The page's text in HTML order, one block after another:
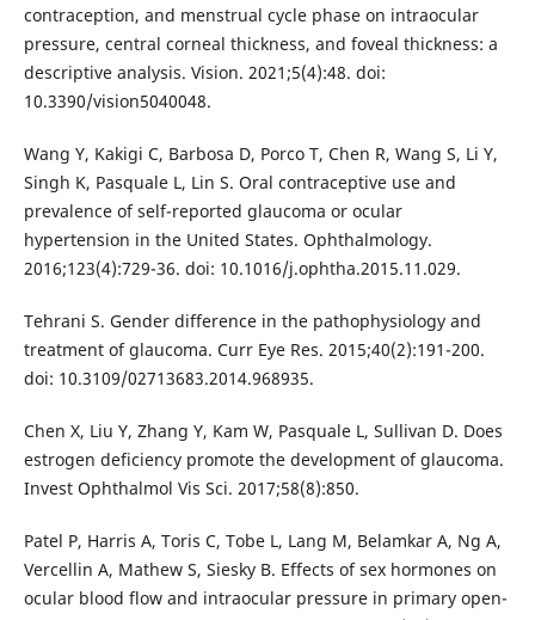
contraception, and menstrual cycle phase on intraocular
pressure, central corneal thickness, and foveal thickness: a
descriptive analysis. Vision. 2021;5(4):48. doi:
10.3390/vision5040048.
Wang Y, Kakigi C, Barbosa D, Porco T, Chen R, Wang S, Li Y,
Singh K, Pasquale L, Lin S. Oral contraceptive use and
prevalence of self-reported glaucoma or ocular
hypertension in the United States. Ophthalmology.
2016;123(4):729-36. doi: 10.1016/j.ophtha.2015.11.029.
Tehrani S. Gender difference in the pathophysiology and
treatment of glaucoma. Curr Eye Res. 2015;40(2):191-200.
doi: 10.3109/02713683.2014.968935.
Chen X, Liu Y, Zhang Y, Kam W, Pasquale L, Sullivan D. Does
estrogen deficiency promote the development of glaucoma.
Invest Ophthalmol Vis Sci. 2017;58(8):850.
Patel P, Harris A, Toris C, Tobe L, Lang M, Belamkar A, Ng A,
Vercellin A, Mathew S, Siesky B. Effects of sex hormones on
ocular blood flow and intraocular pressure in primary open-